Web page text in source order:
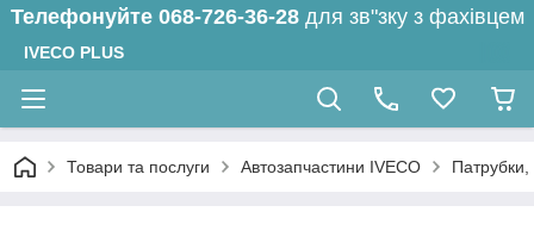
Телефонуйте 068-726-36-28 для зв"зку з фахівцем
IVECO PLUS
Товари та послуги Автозапчастини IVECO